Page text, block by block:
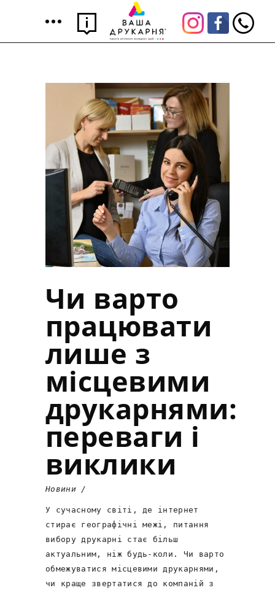
Чи варто
працювати
лише з
місцевими
друкарнями:
переваги і
виклики
Новини
У сучасному світі, де інтернет
стирає географічні межі, питання
вибору друкарні стає більш
актуальним, ніж будь-коли. Чи варто
обмежуватися місцевими друкарнями,
чи краще звертатися до компаній з